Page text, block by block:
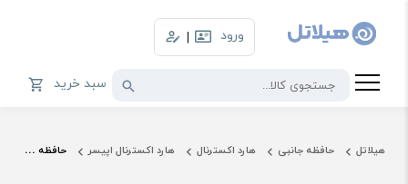
ورود |
سبد خرید
هیلاتل حافظه جانبی هارد اکسترنال هارد اکسترنال اپیسر حافظه SSD اکسترنال اپیسر مدل AS725 ظرفیت 512 گیگابایت